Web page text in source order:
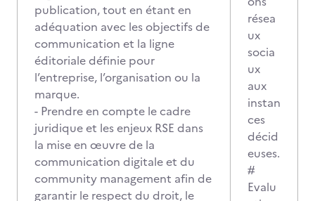
publication, tout en étant en
adéquation avec les objectifs de
communication et la ligne
éditoriale définie pour
l’entreprise, l’organisation ou la
marque.
- Prendre en compte le cadre
juridique et les enjeux RSE dans
la mise en œuvre de la
communication digitale et du
community management afin de
garantir le respect du droit, le
résea
ux
socia
ux
aux
instan
ces
décid
euses.
#
Evalu